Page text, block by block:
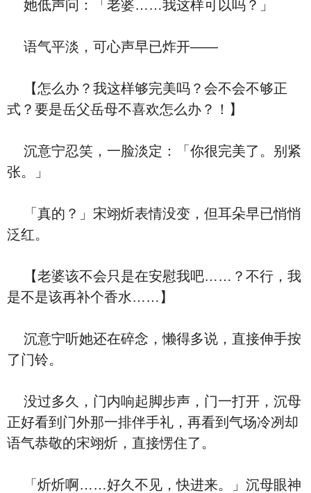
她低声问：「老婆……我这样可以吗？」
语气平淡，可心声早已炸开——
【怎么办？我这样够完美吗？会不会不够正
式？要是岳父岳母不喜欢怎么办？！】
沉意宁忍笑，一脸淡定：「你很完美了。别紧
张。」
「真的？」宋翊炘表情没变，但耳朵早已悄悄
泛红。
【老婆该不会只是在安慰我吧……？不行，我
是不是该再补个香水……】
沉意宁听她还在碎念，懒得多说，直接伸手按
了门铃。
没过多久，门内响起脚步声，门一打开，沉母
正好看到门外那一排伴手礼，再看到气场冷冽却
语气恭敬的宋翊炘，直接愣住了。
「炘炘啊……好久不见，快进来。」沉母眼神